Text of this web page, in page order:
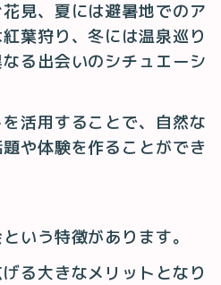
見、夏には避暑地でのア
葉狩り、冬には温泉巡り
る出会いのシチュエーシ
活用することで、自然な
や体験を作ることができ
いう特徴があります。
る大きなメリットとなり